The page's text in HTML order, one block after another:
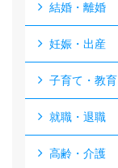
結婚・離婚
妊娠・出産
子育て・教育
就職・退職
高齢・介護